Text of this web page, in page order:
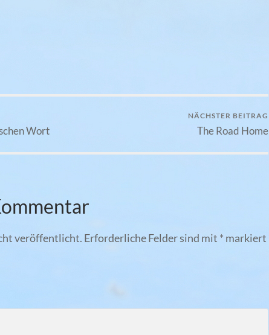
Wort
NÄCHSTER BEITRAG
The Road Home
veröffentlicht. Erforderliche Felder sind mit * markiert